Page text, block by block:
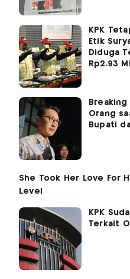
KPK
Etik
Diduga
Rp2,93
Breaking
Orang
Bupati
KPK
Terkait